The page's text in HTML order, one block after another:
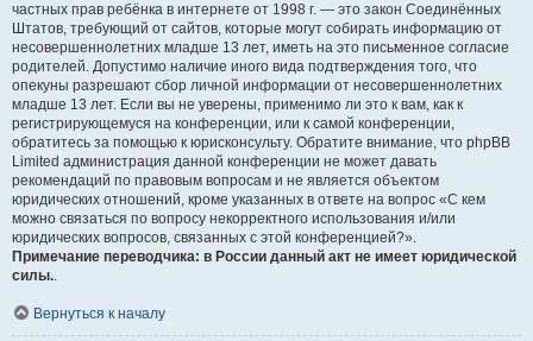
частных прав ребёнка в интернете от 1998 г. — это закон Соединённых
Штатов, требующий от сайтов, которые могут собирать информацию от
несовершеннолетних младше 13 лет, иметь на это письменное согласие
родителей. Допустимо наличие иного вида подтверждения того, что
опекуны разрешают сбор личной информации от несовершеннолетних
младше 13 лет. Если вы не уверены, применимо ли это к вам, как к
регистрирующемуся на конференции, или к самой конференции,
обратитесь за помощью к юрисконсульту. Обратите внимание, что phpBB
Limited администрация данной конференции не может давать
рекомендаций по правовым вопросам и не является объектом
юридических отношений, кроме указанных в ответе на вопрос «С кем
можно связаться по вопросу некорректного использования и/или
юридических вопросов, связанных с этой конференцией?».
Примечание переводчика: в России данный акт не имеет юридической
силы..
Вернуться к началу